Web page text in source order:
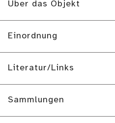
Über das Objekt
Einordnung
Literatur/Links
Sammlungen